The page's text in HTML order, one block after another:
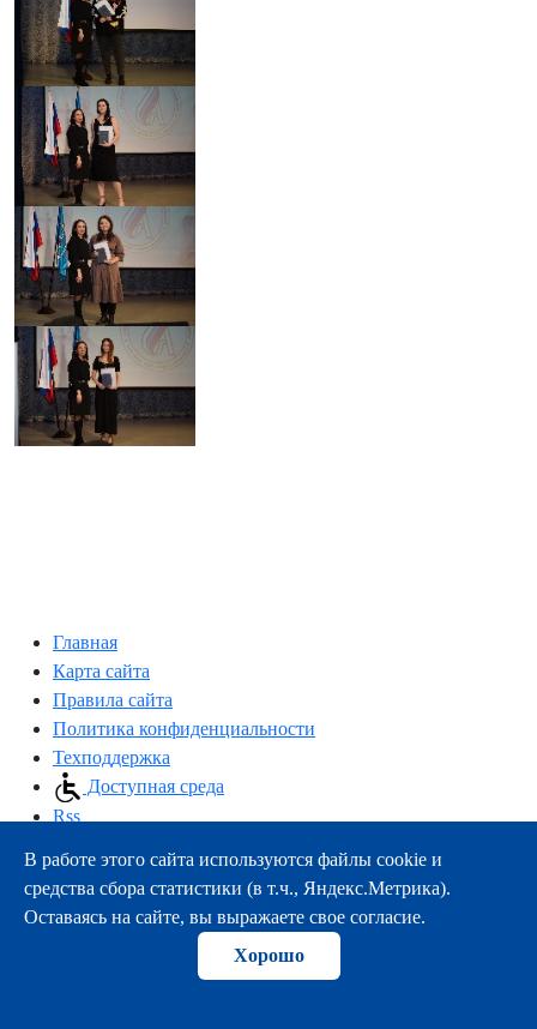
Главная
Карта сайта
Правила сайта
Политика конфиденциальности
Техподдержка
Доступная среда
Rss
163000, г.Архангельск, пр-т Троицкий, 51
тел.:+7 (8182) 21-11-63
e-mail:info@nsmu.ru
© ФГБОУ ВО СГМУ (г. Архангельск) Минздрава России
В работе этого сайта используются файлы cookie и
средства сбора статистики (в т.ч., Яндекс.Метрика).
Оставаясь на сайте, вы выражаете свое согласие.
Хорошо